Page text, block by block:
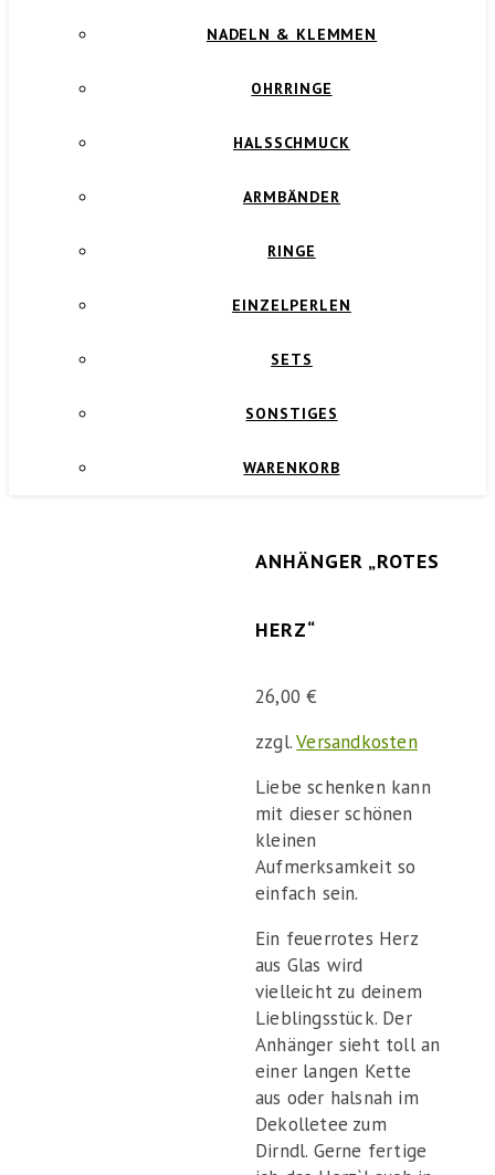
NADELN & KLEMMEN
OHRRINGE
HALSSCHMUCK
ARMBÄNDER
RINGE
EINZELPERLEN
SETS
SONSTIGES
WARENKORB
ANHÄNGER „ROTES
HERZ“
26,00€
zzgl.Versandkosten
Liebe schenken kann
mit dieser schönen
kleinen
Aufmerksamkeit so
einfach sein.
Ein feuerrotes Herz
aus Glas wird
vielleicht zu deinem
Lieblingsstück. Der
Anhänger sieht toll an
einer langen Kette
aus oder halsnah im
Dekolletee zum
Dirndl. Gerne fertige